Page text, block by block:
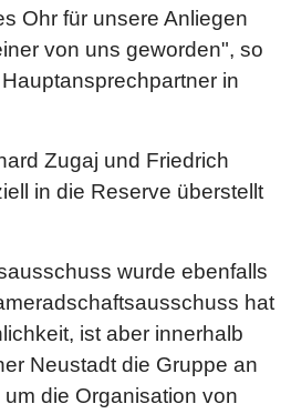
Ohr für unsere Anliegen
von uns geworden", so
in
Zugaj und Friedrich
in die Reserve überstellt
wurde ebenfalls
hat
ist aber innerhalb
Neustadt die Gruppe an
die Organisation von